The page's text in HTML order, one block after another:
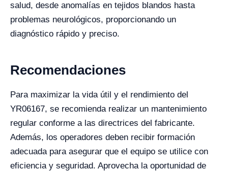
salud, desde anomalías en tejidos blandos hasta
problemas neurológicos, proporcionando un
diagnóstico rápido y preciso.
Recomendaciones
Para maximizar la vida útil y el rendimiento del
YR06167, se recomienda realizar un mantenimiento
regular conforme a las directrices del fabricante.
Además, los operadores deben recibir formación
adecuada para asegurar que el equipo se utilice con
eficiencia y seguridad. Aprovecha la oportunidad de